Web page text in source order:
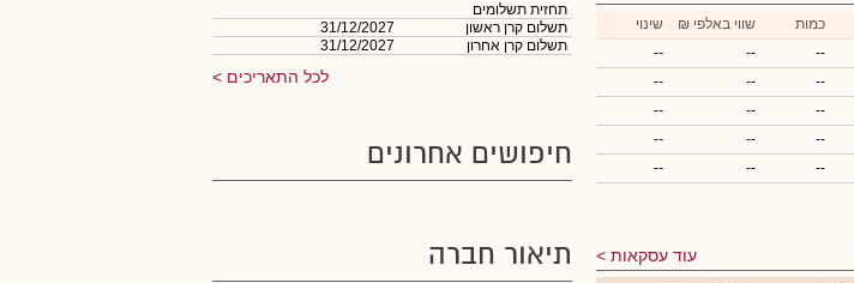
כמות ₪ שווי באלפי
שינוי
--
--
--
--
--
--
--
--
--
--
--
--
--
--
--
עוד עסקאות
תחזית תשלומים
תשלום קרן ראשון
31/12/2027
תשלום קרן אחרון
31/12/2027
לכל התאריכים
חיפושים אחרונים
תיאור חברה